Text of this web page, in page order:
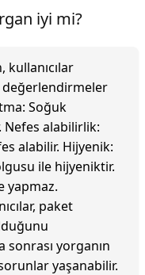
iyi mi?
kullanıcılar
Soğuk
Nefes alabilirlik:
alabilir. Hijyenik:
ile hijyeniktir.
yapmaz.
paket
sonrası yorganın
yaşanabilir.